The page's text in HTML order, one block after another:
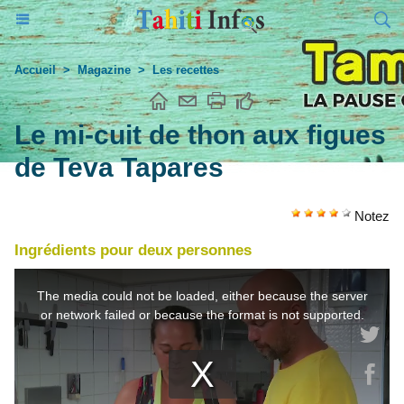
Accueil > Magazine > Les recettes
Le mi-cuit de thon aux figues
de Teva Tapares
Notez
Ingrédients pour deux personnes